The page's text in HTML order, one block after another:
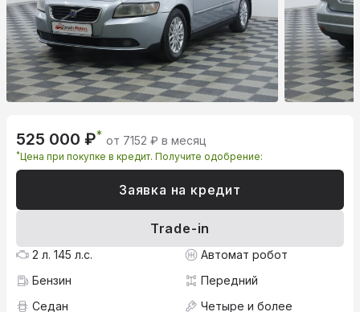
525 000 ₽* от 7152 ₽ в месяц
*Цена при покупке в кредит. Получите одобрение:
Заявка на кредит
Trade-in
2 л. 145 л.с.
Автомат робот
Бензин
Передний
Седан
Четыре и более